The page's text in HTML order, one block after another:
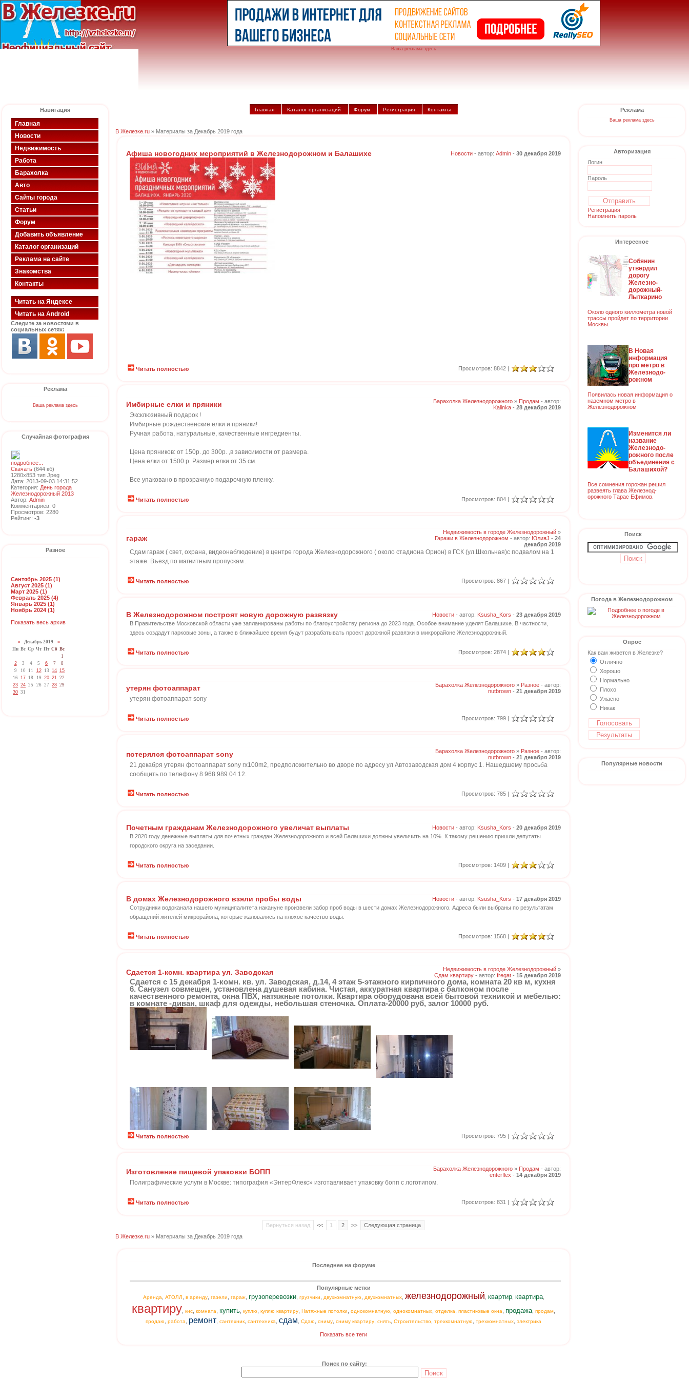
Ваша реклама здесь
Навигация
Главная
Новости
Недвижимость
Работа
Барахолка
Авто
Сайты города
Статьи
Форум
Добавить объявление
Каталог организаций
Реклама на сайте
Знакомства
Контакты
Читать на Яндексе
Читать на Android
Следите за новостями в
социальных сетях:
Реклама
Ваша реклама здесь
Случайная фотография
подробнее...
Скачать (644 кб)
1280x853 тип Jpeg
Дата: 2013-09-03 14:31:52
Категория: День города
Железнодорожный 2013
Автор: Admin
Комментариев: 0
Просмотров: 2280
Рейтинг: -3
Разное
Сентябрь 2025 (1)
Август 2025 (1)
Март 2025 (1)
Февраль 2025 (4)
Январь 2025 (1)
Ноябрь 2024 (1)
Показать весь архив
«Декабрь 2019 »
Пн Вт Ср Чт Пт Сб Вс
1
2
3 4 5 6 7
8
9
10 11 12 13 14 15
16 17 18 19 20 21 22
23 24 25 26 27 28 29
30 31
Главная Каталог организаций Форум Регистрация Контакты
В Железке.ru » Материалы за Декабрь 2019 года
Афиша новогодних мероприятий в Железнодорожном и Балашихе Новости - автор: Admin - 30 декабря 2019
Читать полностью Просмотров: 8842 |
Имбирные елки и пряники Барахолка Железнодорожного » Продам - автор:
Kalinka - 28 декабря 2019
Эксклюзивный подарок !
Имбирные рождественские елки и пряники!
Ручная работа, натуральные, качественные ингредиенты.
Цена пряников: от 150р. до 300р. ,в зависимости от размера.
Цена елки от 1500 р. Размер елки от 35 см.
Все упаковано в прозрачную подарочную пленку.
Читать полностью Просмотров: 804 |
гараж
Недвижимость в городе Железнодорожный »
Гаражи в Железнодорожном - автор: ЮлияJ - 24
декабря 2019
Сдам гараж ( свет, охрана, видеонаблюдение) в центре города Железнодорожного ( около стадиона Орион) в ГСК (ул.Школьная)с подвалом на 1
этаже. Въезд по магнитным пропускам .
Читать полностью Просмотров: 867 |
В Железнодорожном построят новую дорожную развязку Новости - автор: Ksusha_Kors - 23 декабря 2019
В Правительстве Московской области уже запланированы работы по благоустройству региона до 2023 года. Особое внимание уделят Балашихе. В частности,
здесь создадут парковые зоны, а также в ближайшее время будут разрабатывать проект дорожной развязки в микрорайоне Железнодорожный.
Читать полностью Просмотров: 2874 |
утерян фотоаппарат Барахолка Железнодорожного » Разное - автор:
nutbrown - 21 декабря 2019
утерян фотоаппарат sony
Читать полностью Просмотров: 799 |
потерялся фотоаппарат sony Барахолка Железнодорожного » Разное - автор:
nutbrown - 21 декабря 2019
21 декабря утерян фотоаппарат sony rx100m2, предположительно во дворе по адресу ул Автозаводская дом 4 корпус 1. Нашедшему просьба
сообщить по телефону 8 968 989 04 12.
Читать полностью Просмотров: 785 |
Почетным гражданам Железнодорожного увеличат выплаты Новости - автор: Ksusha_Kors - 20 декабря 2019
В 2020 году денежные выплаты для почетных граждан Железнодорожного и всей Балашихи должны увеличить на 10%. К такому решению пришли депутаты
городского округа на заседании.
Читать полностью Просмотров: 1409 |
В домах Железнодорожного взяли пробы воды Новости - автор: Ksusha_Kors - 17 декабря 2019
Сотрудники водоканала нашего муниципалитета накануне произвели забор проб воды в шести домах Железнодорожного. Адреса были выбраны по результатам
обращений жителей микрорайона, которые жаловались на плохое качество воды.
Читать полностью Просмотров: 1568 |
Сдается 1-комн. квартира ул. Заводская Недвижимость в городе Железнодорожный »
Сдам квартиру - автор: fregat - 15 декабря 2019
Сдается с 15 декабря 1-комн. кв. ул. Заводская, д.14, 4 этаж 5-этажного кирпичного дома, комната 20 кв м, кухня
6. Санузел совмещен, установлена душевая кабина. Чистая, аккуратная квартира с балконом после
качественного ремонта, окна ПВХ, натяжные потолки. Квартира оборудована всей бытовой техникой и мебелью:
в комнате -диван, шкаф для одежды, небольшая стеночка. Оплата-20000 руб, залог 10000 руб.
Читать полностью Просмотров: 795 |
Изготовление пищевой упаковки БОПП Барахолка Железнодорожного » Продам - автор:
enterflex - 14 декабря 2019
Полиграфические услуги в Москве: типография «ЭнтерФлекс» изготавливает упаковку бопп с логотипом.
Читать полностью Просмотров: 831 |
Вернуться назад << 1 2 >>
Следующая страница
В Железке.ru » Материалы за Декабрь 2019 года
Последнее на форуме
Популярные метки
Аренда АТОЛЛ в аренду, газели гараж, грузоперевозки, грузчики двухкомнатную двухкомнатных, железнодорожный квартир, квартира,
квартиру кис комната купить куплю куплю квартиру Натяжные потолки однокомнатную однокомнатных отделка пластиковые окна продажа продам
продаю работа ремонт сантехник сантехника сдам Сдаю сниму сниму квартиру снять Строительство трехкомнатную трехкомнатных электрика
Показать все теги
Реклама
Ваша реклама здесь
Авторизация
Логин
Пароль
Регистрация
Напомнить пароль
Интересное
Собянин
утвердил
дорогу
Железно-
дорожный-
Лыткарино
Около одного киллометра новой
трассы пройдет по территории
Москвы.
В Новая
информация
про метро в
Железнодо-
рожном
Появилась новая информация о
наземном метро в
Железнодорожном
Изменится ли
название
Железнодо-
рожного после
объединения с
Балашихой?
Все сомнения горожан решил
развеять глава Железнод-
орожного Тарас Ефимов.
Поиск
Погода в Железнодорожном
Опрос
Как вам живется в Железке?
Отлично
Хорошо
Нормально
Плохо
Ужасно
Никак
Популярные новости
Поиск по сайту: